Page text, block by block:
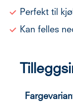
Perfekt til
Kan felles